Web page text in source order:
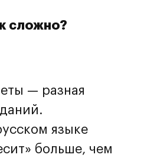
сложно?
— разная
языке
больше, чем